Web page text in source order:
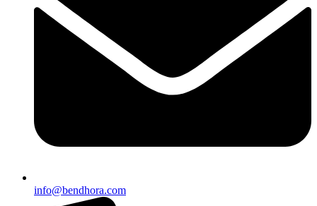
info@bendhora.com